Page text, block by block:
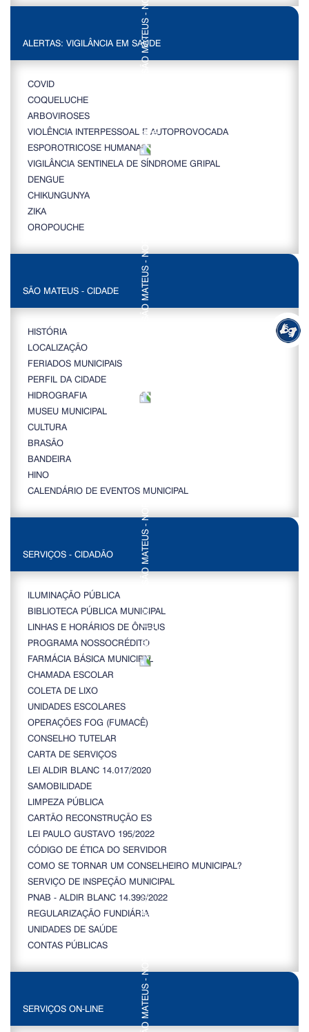
ALERTAS: VIGILÂNCIA EM SAÚDE
COVID
COQUELUCHE
ARBOVIROSES
VIOLÊNCIA INTERPESSOAL E AUTOPROVOCADA
ESPOROTRICOSE HUMANA
VIGILÂNCIA SENTINELA DE SÍNDROME GRIPAL
DENGUE
CHIKUNGUNYA
ZIKA
OROPOUCHE
SÃO MATEUS - CIDADE
HISTÓRIA
LOCALIZAÇÃO
FERIADOS MUNICIPAIS
PERFIL DA CIDADE
HIDROGRAFIA
MUSEU MUNICIPAL
CULTURA
BRASÃO
BANDEIRA
HINO
CALENDÁRIO DE EVENTOS MUNICIPAL
SERVIÇOS - CIDADÃO
ILUMINAÇÃO PÚBLICA
BIBLIOTECA PÚBLICA MUNICIPAL
LINHAS E HORÁRIOS DE ÔNIBUS
PROGRAMA NOSSOCRÉDITO
FARMÁCIA BÁSICA MUNICIPAL
CHAMADA ESCOLAR
COLETA DE LIXO
UNIDADES ESCOLARES
OPERAÇÕES FOG (FUMACÊ)
CONSELHO TUTELAR
CARTA DE SERVIÇOS
LEI ALDIR BLANC 14.017/2020
SAMOBILIDADE
LIMPEZA PÚBLICA
CARTÃO RECONSTRUÇÃO ES
LEI PAULO GUSTAVO 195/2022
CÓDIGO DE ÉTICA DO SERVIDOR
COMO SE TORNAR UM CONSELHEIRO MUNICIPAL?
SERVIÇO DE INSPEÇÃO MUNICIPAL
PNAB - ALDIR BLANC 14.399/2022
REGULARIZAÇÃO FUNDIÁRIA
UNIDADES DE SAÚDE
CONTAS PÚBLICAS
SERVIÇOS ON-LINE